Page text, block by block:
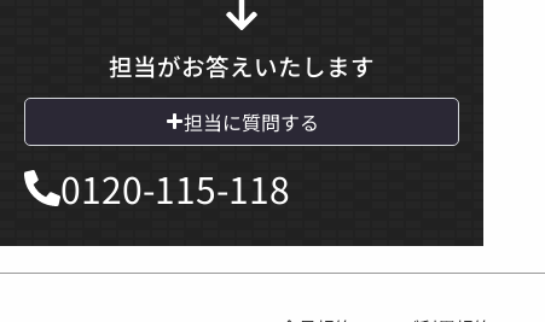
担当がお答えいたします
担当に質問する
0120-115-118